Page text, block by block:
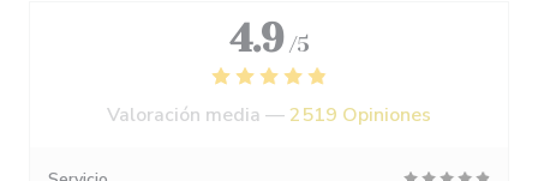
4.9 /5
Valoración media —2519 Opiniones